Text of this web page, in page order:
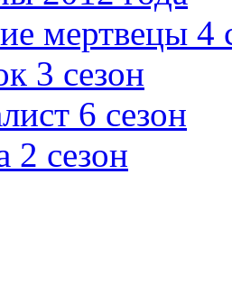
мертвецы 4
3 сезон
6 сезон
2 сезон